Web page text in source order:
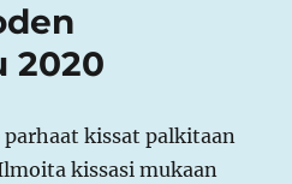
2020
kissat palkitaan
kissasi mukaan